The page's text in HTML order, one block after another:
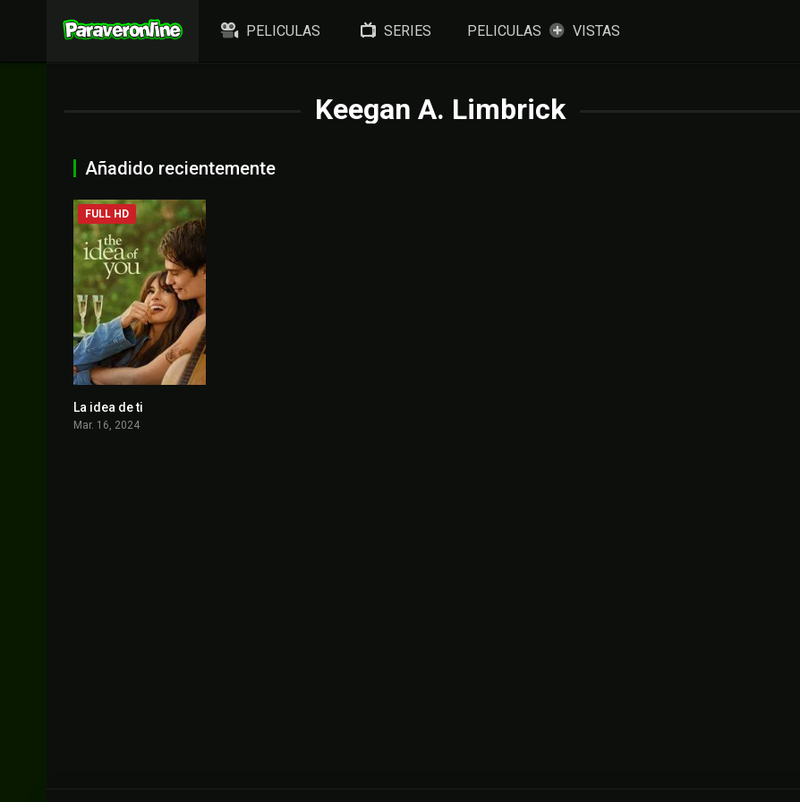
PELICULAS SERIES PELICULAS VISTAS
Keegan A. Limbrick
Añadido recientemente
FULL HD
La idea de ti
Mar. 16, 2024